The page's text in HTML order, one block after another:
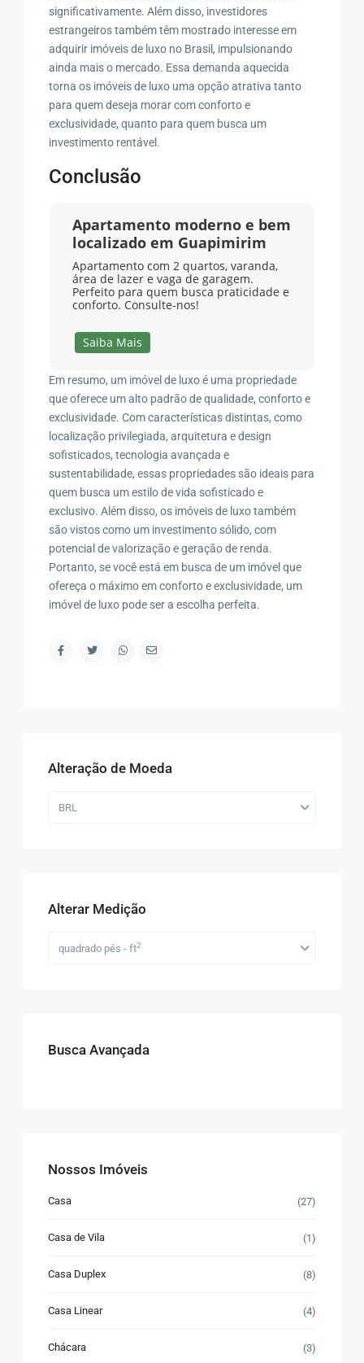
significativamente. Além disso, investidores
estrangeiros também têm mostrado interesse em
adquirir imóveis de luxo no Brasil, impulsionando
ainda mais o mercado. Essa demanda aquecida
torna os imóveis de luxo uma opção atrativa tanto
para quem deseja morar com conforto e
exclusividade, quanto para quem busca um
investimento rentável.
Conclusão
Apartamento moderno e bem
localizado em Guapimirim
Apartamento com 2 quartos, varanda,
área de lazer e vaga de garagem.
Perfeito para quem busca praticidade e
conforto. Consulte-nos!
Saiba Mais
Em resumo, um imóvel de luxo é uma propriedade
que oferece um alto padrão de qualidade, conforto e
exclusividade. Com características distintas, como
localização privilegiada, arquitetura e design
sofisticados, tecnologia avançada e
sustentabilidade, essas propriedades são ideais para
quem busca um estilo de vida sofisticado e
exclusivo. Além disso, os imóveis de luxo também
são vistos como um investimento sólido, com
potencial de valorização e geração de renda.
Portanto, se você está em busca de um imóvel que
ofereça o máximo em conforto e exclusividade, um
imóvel de luxo pode ser a escolha perfeita.
Alteração de Moeda
BRL
Alterar Medição
quadrado pés - ft2
Busca Avançada
Nossos Imóveis
Casa (27)
Casa de Vila (1)
Casa Duplex (8)
Casa Linear (4)
Chácara (3)